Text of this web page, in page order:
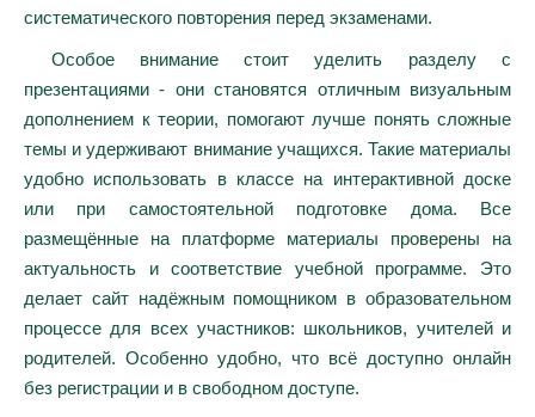
систематического повторения перед экзаменами.
Особое внимание стоит уделить разделу с
презентациями - они становятся отличным визуальным
дополнением к теории, помогают лучше понять сложные
темы и удерживают внимание учащихся. Такие материалы
удобно использовать в классе на интерактивной доске
или при самостоятельной подготовке дома. Все
размещённые на платформе материалы проверены на
актуальность и соответствие учебной программе. Это
делает сайт надёжным помощником в образовательном
процессе для всех участников: школьников, учителей и
родителей. Особенно удобно, что всё доступно онлайн
без регистрации и в свободном доступе.